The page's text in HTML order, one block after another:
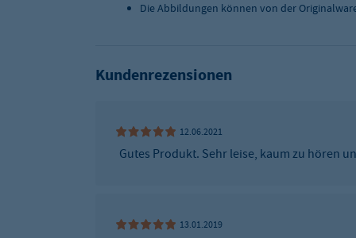
Versandart
Die Abbildungen können von der
Kundenrezensionen
12.06.2021
Gutes Produkt. Sehr leise, kaum zu hören
13.01.2019